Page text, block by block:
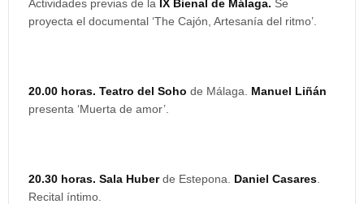
Actividades previas de la IX Bienal de Málaga. Se
proyecta el documental ‘The Cajón, Artesanía del ritmo’.
20.00 horas. Teatro del Soho de Málaga. Manuel Liñán
presenta ‘Muerta de amor’.
20.30 horas. Sala Huberde Estepona. Daniel Casares
Recital íntimo.